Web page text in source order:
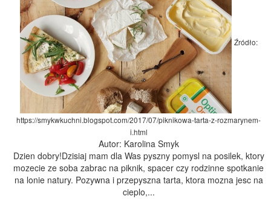
Źródło:
https://smykwkuchni.blogspot.com/2017/07/piknikowa-tarta-z-rozmarynem-
i.html
Autor: Karolina Smyk
Dzien dobry!Dzisiaj mam dla Was pyszny pomysl na posilek, ktory
mozecie ze soba zabrac na piknik, spacer czy rodzinne spotkanie
na lonie natury. Pozywna i przepyszna tarta, ktora mozna jesc na
cieplo,...